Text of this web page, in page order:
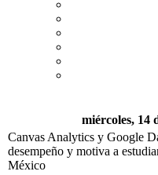
miércoles, 14
Canvas Analytics y Google
desempeño y motiva a
México